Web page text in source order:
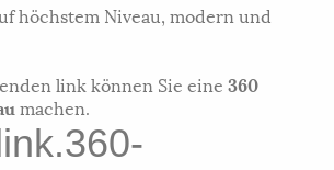
höchstem Niveau, modern und
link können Sie eine 360
machen.